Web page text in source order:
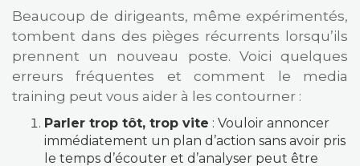
Beaucoup de dirigeants, même expérimentés,
tombent dans des pièges récurrents lorsqu’ils
prennent un nouveau poste. Voici quelques
erreurs fréquentes et comment le media
training peut vous aider à les contourner :
Parler trop tôt, trop vite : Vouloir annoncer
immédiatement un plan d’action sans avoir pris
le temps d’écouter et d’analyser peut être